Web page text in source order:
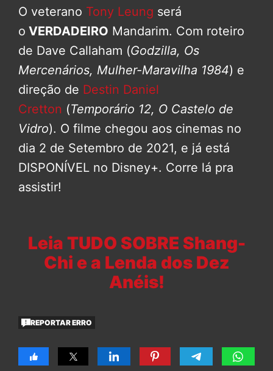
O veterano Tony Leung será
o VERDADEIRO Mandarim. Com roteiro
de Dave Callaham (Godzilla, Os
Mercenários, Mulher-Maravilha 1984) e
direção de Destin Daniel
Cretton (Temporário 12, O Castelo de
Vidro). O filme chegou aos cinemas no
dia 2 de Setembro de 2021, e já está
DISPONÍVEL no Disney+. Corre lá pra
assistir!
Leia TUDO SOBRE Shang-
Chi e a Lenda dos Dez
Anéis!
REPORTAR ERRO